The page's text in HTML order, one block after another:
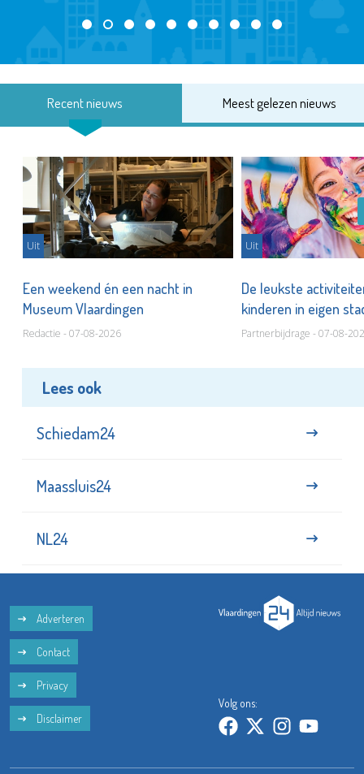
Recent nieuws Meest gelezen nieuws
Uit
Een weekend én een nacht in
Museum Vlaardingen
Redactie - 07-08-2026
Uit
De leukste
kinderen in eigen
Partnerbijdrage - 07-08-
Lees ook
Schiedam24
Maassluis24
NL24
Adverteren
Contact
Privacy
Disclaimer
Volg ons: